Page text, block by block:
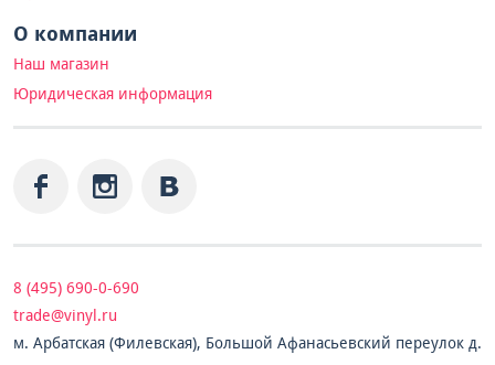
О компании
Наш магазин
Юридическая информация
8 (495) 690-0-690
trade@vinyl.ru
м. Арбатская (Филевская), Большой Афанасьевский переулок д.